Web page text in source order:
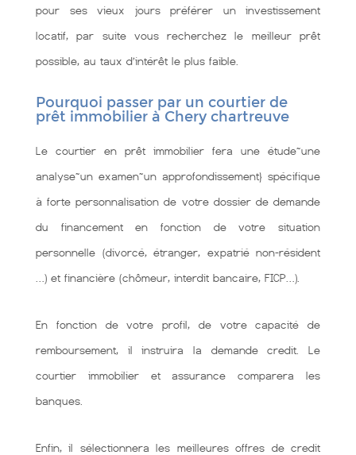
pour ses vieux jours préférer un investissement
locatif, par suite vous recherchez le meilleur prêt
possible, au taux d’intérêt le plus faible.
Pourquoi passer par un courtier de
prêt immobilier à Chery chartreuve
Le courtier en prêt immobilier fera une étude~une
analyse~un examen~un approfondissement} spécifique
à forte personnalisation de votre dossier de demande
du financement en fonction de votre situation
personnelle (divorcé, étranger, expatrié non-résident
…) et financière (chômeur, interdit bancaire, FICP…).
En fonction de votre profil, de votre capacité de
remboursement, il instruira la demande credit. Le
courtier immobilier et assurance comparera les
banques.
Enfin, il sélectionnera les meilleures offres de credit